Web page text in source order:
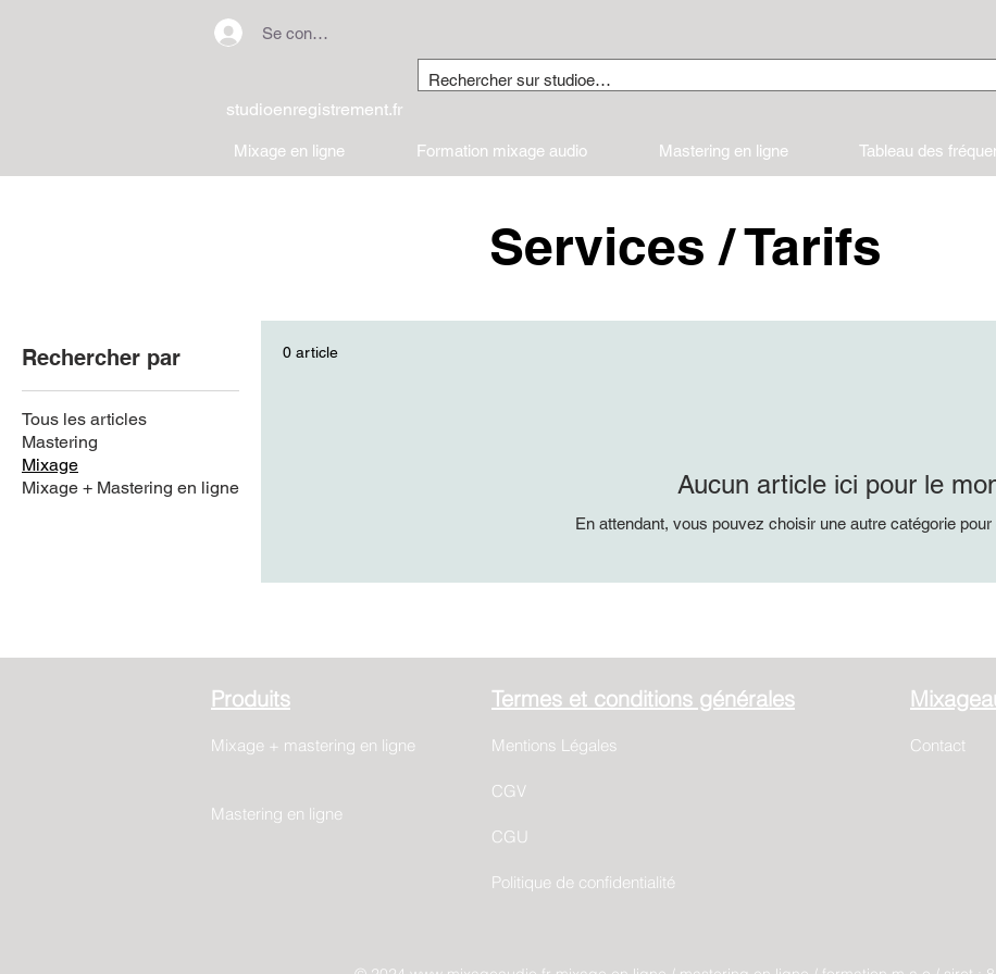
Se connecter
studioenregistrement.fr
Mixage en ligne Formation mixage audio Mastering en ligne Tableau des
Services / Tarifs
Rechercher par
Tous les articles
Mastering
Mixage
Mixage + Mastering en ligne
0 article
Aucun article ici pour le
En attendant, vous pouvez choisir une autre catégorie
Produits
Mixage + mastering en ligne
Mastering en ligne
Termes et conditions générales
Mentions Légales
CGV
CGU
Politique de confidentialité
Contact